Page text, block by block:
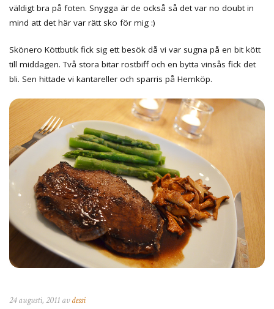
väldigt bra på foten. Snygga är de också så det var no doubt in
mind att det här var rätt sko för mig :)
Skönero Köttbutik fick sig ett besök då vi var sugna på en bit kött
till middagen. Två stora bitar rostbiff och en bytta vinsås fick det
bli. Sen hittade vi kantareller och sparris på Hemköp.
24 augusti, 2011 avdessi